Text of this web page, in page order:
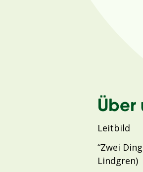
Über
Leitbild
“Zwei
Lindgren)